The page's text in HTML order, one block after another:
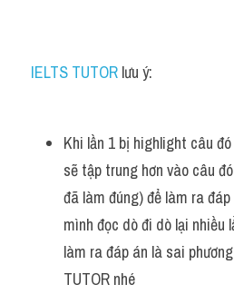
IELTS TUTOR lưu ý:
Khi lần 1 bị highlight câu
sẽ tập trung hơn vào câu
đã làm đúng) để làm ra
mình đọc dò đi dò lại nhiều
làm ra đáp án là sai
TUTOR nhé